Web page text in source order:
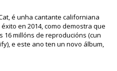
é unha cantante californiana
en 2014, como demostra que
16 millóns de reproducións (cun
e este ano ten un novo álbum,